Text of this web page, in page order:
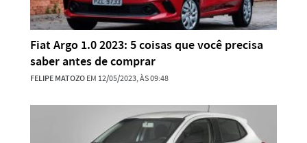
Fiat Argo 1.0 2023: 5 coisas que você precisa
saber antes de comprar
FELIPE MATOZOEM 12/05/2023, ÀS 09:48